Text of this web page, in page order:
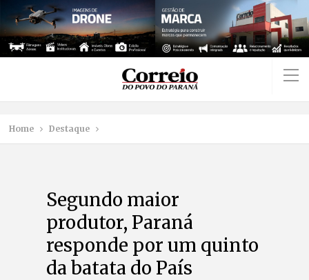
Home Destaque
Segundo maior
produtor, Paraná
responde por um quinto
da batata do País